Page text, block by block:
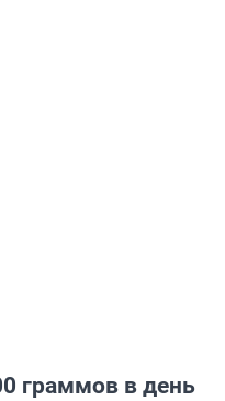
граммов в день